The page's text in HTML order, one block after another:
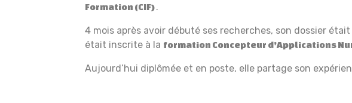
Formation (CIF).
4 mois après avoir débuté ses recherches, son dossier
était inscrite à la formation Concepteur d’Applications
Aujourd’hui diplômée et en poste, elle partage son